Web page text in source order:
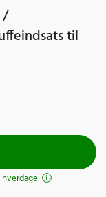
/
til
hverdage